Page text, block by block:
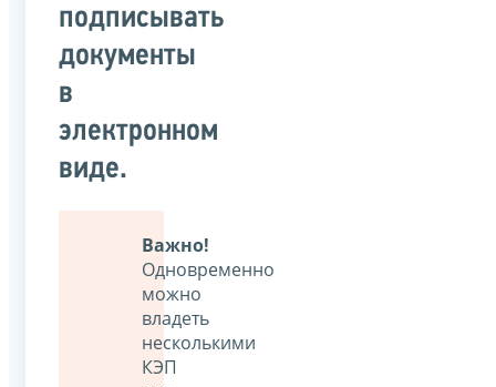
подписывать
документы
в
электронном
виде.
Важно!
Одновременно
можно
владеть
несколькими
КЭП